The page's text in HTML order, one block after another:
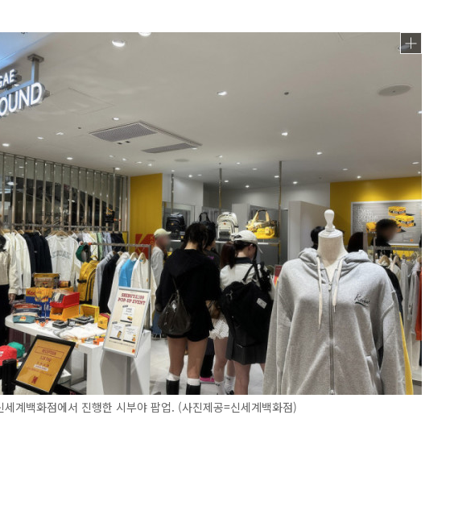
계백화점에서 진행한 시부야 팝업. (사진제공=신세계백화점)